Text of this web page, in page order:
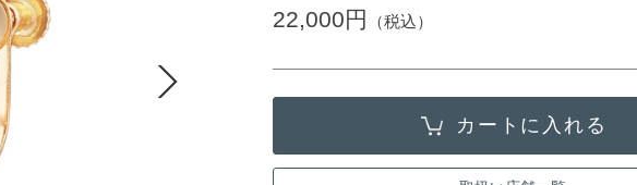
22,000円 （税込）